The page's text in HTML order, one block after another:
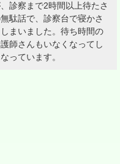
診察まで2時間以上待たさ
駄話で、診察台で寝かさ
まいました。待ち時間の
師さんもいなくなってし
っています。